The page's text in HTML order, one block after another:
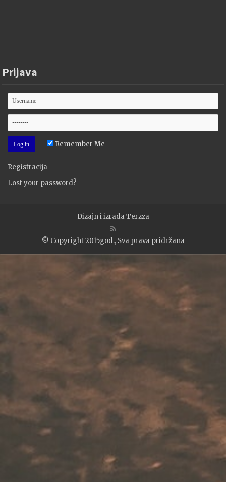
Prijava
Remember Me
Registracija
Lost your password?
Dizajn i izradaTerzza
© Copyright 2015god., Sva prava pridržana